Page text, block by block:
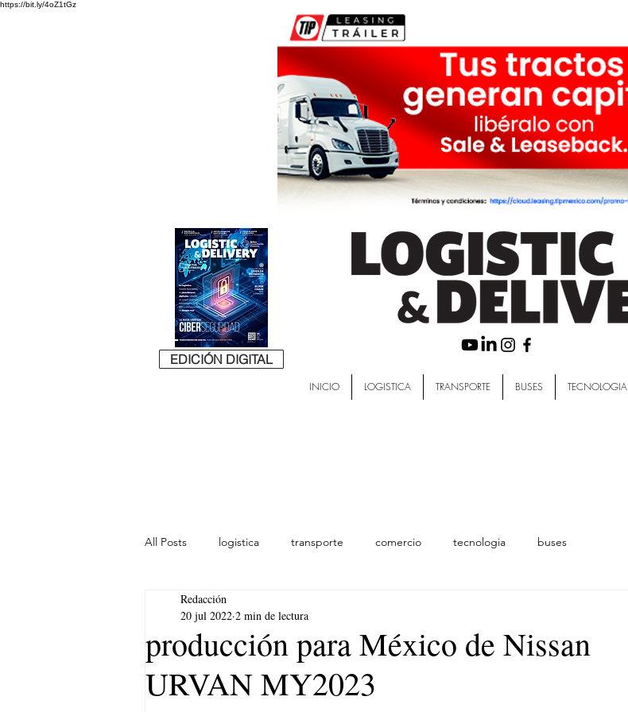
https://bit.ly/4oZ1tGz
EDICIÓN DIGITAL
INICIO LOGISTICA TRANSPORTE BUSES TECNOLOGIA
All Posts logistica transporte comercio tecnologia buses
lideres
producción para México de Nissan
URVAN MY2023
Redacción
20 jul 2022 2 min de lectura